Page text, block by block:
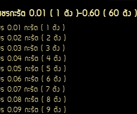
ชรกะรัต 0.01 ( 1 ตัง )-0.60 ( 60 ตัง )
ร 0.01 กะรัต ( 1 ตัง )
ร 0.02 กะรัต ( 2 ตัง )
ร 0.03 กะรัต ( 3 ตัง )
ร 0.04 กะรัต ( 4 ตัง )
ร 0.05 กะรัต ( 5 ตัง )
ร 0.06 กะรัต ( 6 ตัง )
ร 0.07 กะรัต ( 7 ตัง )
ร 0.08 กะรัต ( 8 ตัง )
ร 0.09 กะรัต ( 9 ตัง )